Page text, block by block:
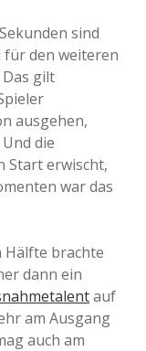
sind
für den weiteren
gilt
ausgehen,
die
Start erwischt,
war das
Hälfte brachte
dann ein
auf
am Ausgang
auch am